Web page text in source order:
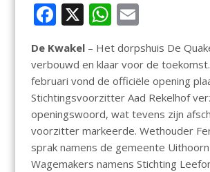
F
ac
e
b
o
o
k
X W
h
at
s
A
p
p
E
m
ai
l
De Kwakel– Het dorpshuis De
verbouwd en klaar voor de
februari vond de officiële opening
Stichtingsvoorzitter Aad Rekelhof
openingswoord, wat tevens zijn
voorzitter markeerde. Wethouder
sprak namens de gemeente
Wagemakers namens Stichting